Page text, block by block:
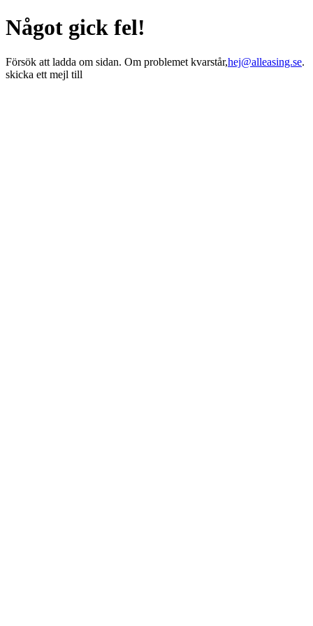
Något gick fel!
Försök att ladda om sidan. Om problemet kvarstår,hej@alleasing.se.
skicka ett mejl till